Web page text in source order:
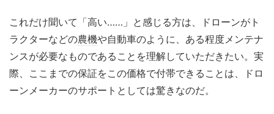
これだけ聞いて「高い……」と感じる方は、ドローンがト
ラクターなどの農機や自動車のように、ある程度メンテナ
ンスが必要なものであることを理解していただきたい。実
際、ここまでの保証をこの価格で付帯できることは、ドロ
ーンメーカーのサポートとしては驚きなのだ。